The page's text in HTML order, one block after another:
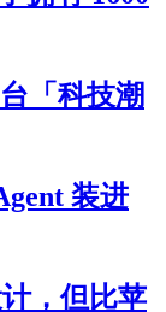
「科技潮
装进
，但比苹